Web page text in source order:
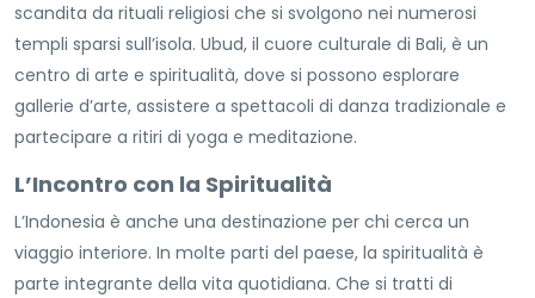
scandita da rituali religiosi che si svolgono nei numerosi
templi sparsi sull’isola. Ubud, il cuore culturale di Bali, è un
centro di arte e spiritualità, dove si possono esplorare
gallerie d’arte, assistere a spettacoli di danza tradizionale e
partecipare a ritiri di yoga e meditazione.
L’Incontro con la Spiritualità
L’Indonesia è anche una destinazione per chi cerca un
viaggio interiore. In molte parti del paese, la spiritualità è
parte integrante della vita quotidiana. Che si tratti di